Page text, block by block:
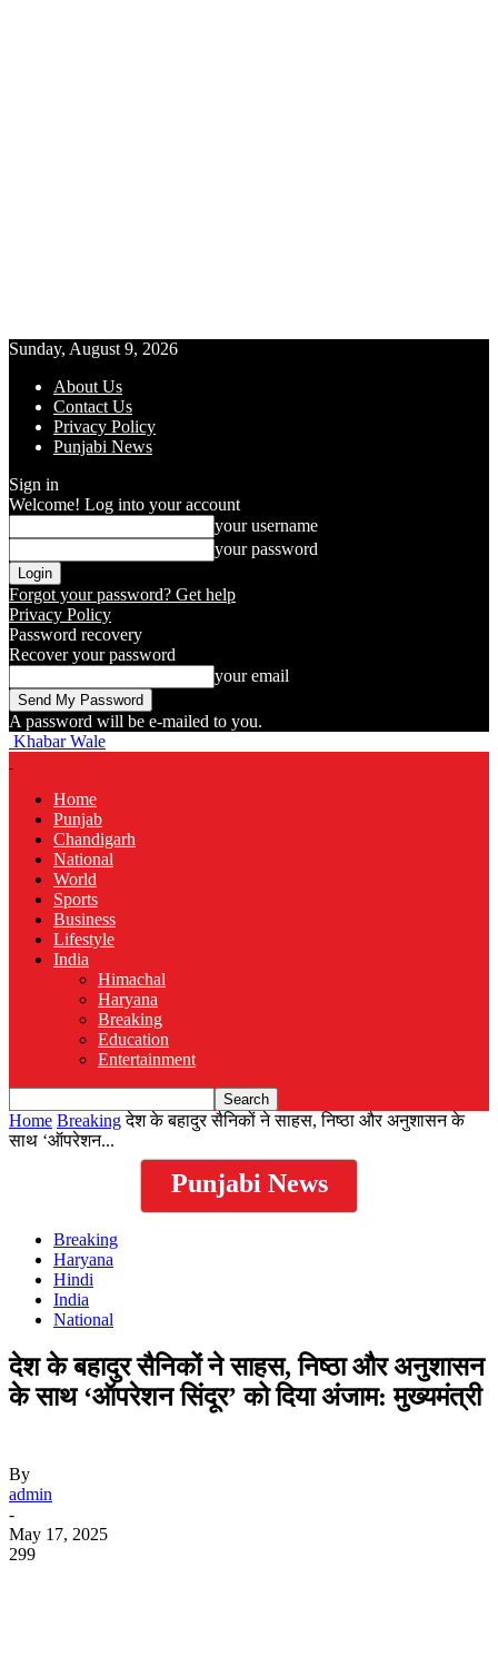
Sunday, August 9, 2026
About Us
Contact Us
Privacy Policy
Punjabi News
Sign in
Welcome! Log into your account
your username
your password
Forgot your password? Get help
Privacy Policy
Password recovery
Recover your password
your email
A password will be e-mailed to you.
Khabar Wale
Home
Punjab
Chandigarh
National
World
Sports
Business
Lifestyle
India
Himachal
Haryana
Breaking
Education
Entertainment
Home Breaking देश के बहादुर सैनिकों ने साहस, निष्ठा और अनुशासन के
साथ ‘ऑपरेशन...
Punjabi News
Breaking
Haryana
Hindi
India
National
देश के बहादुर सैनिकों ने साहस, निष्ठा और अनुशासन
के साथ ‘ऑपरेशन सिंदूर’ को दिया अंजाम: मुख्यमंत्री
By
admin
-
May 17, 2025
299